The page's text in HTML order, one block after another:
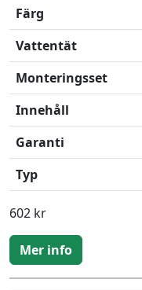
Färg
Vattentät
Monteringsset
Innehåll
Garanti
Typ
602 kr
Mer info